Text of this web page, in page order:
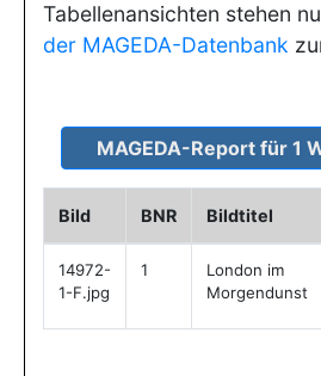
Tabellenansichten stehen
der MAGEDA-Datenbank
Bild BNR Bildtitel
14972-
1-F.jpg
1
London im
Morgendunst